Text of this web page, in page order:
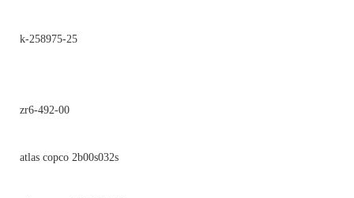
k-258975-25
zr6-492-00
atlas copco 2b00s032s